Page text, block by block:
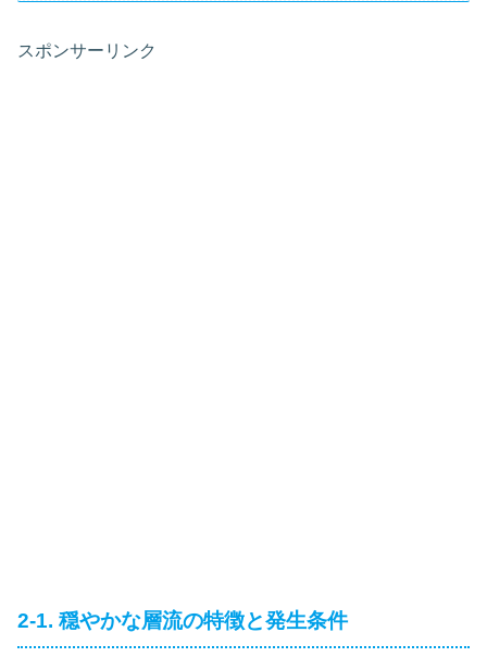
スポンサーリンク
2-1. 穏やかな層流の特徴と発生条件